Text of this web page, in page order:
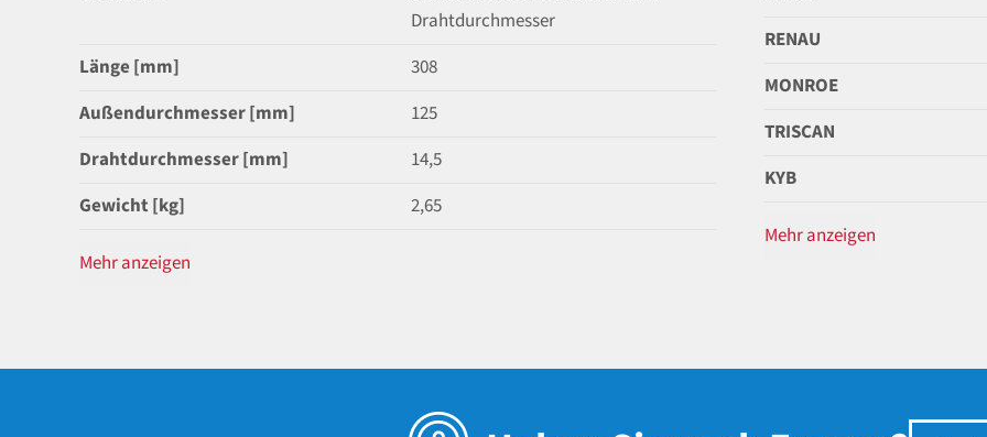
Drahtdurchmesser
Länge [mm]
308
Außendurchmesser [mm]
125
Drahtdurchmesser [mm]
14,5
Gewicht [kg]
2,65
Mehr anzeigen
RENAU
MONROE
TRISCAN
KYB
Mehr anzeigen